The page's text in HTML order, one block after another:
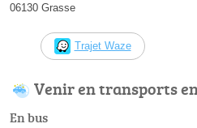
06130 Grasse
Trajet Waze
Venir en transports
En bus